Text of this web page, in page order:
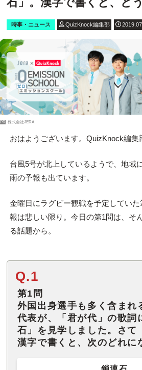
時事・ニュース QuizKnock編集部
PR 株式会社JERA
おはようございます。QuizKnock編集
台風5号が北上しているようで、地域
雨の予報も出ています。
金曜日にラグビー観戦を予定してい
報は悲しい限り。今日の第1問は、そ
る話題から。
Q.1
第1問
外国出身選手も多く含まれ
代表が、「君が代」の歌詞
石」を見学しました。さて
漢字で書くと、次のどれに